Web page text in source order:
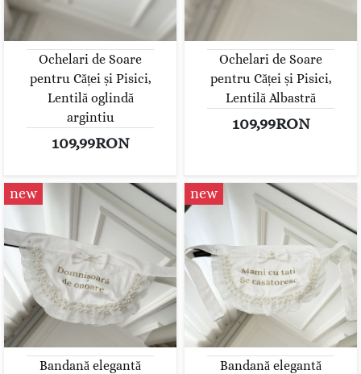
Ochelari de Soare
pentru Căței și Pisici,
Lentilă oglindă
argintiu
109,99RON
Ochelari de Soare
pentru Căței și Pisici,
Lentilă Albastră
109,99RON
new
Bandană elegantă
new
Bandană elegantă